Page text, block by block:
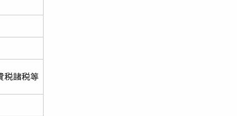
税諸税等